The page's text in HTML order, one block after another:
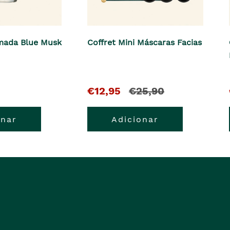
Blue Musk
Coffret Mini Máscaras Facias
O
pre�o
atual
€12,95
e
o
pre�o
era
€25,90
Adicionar